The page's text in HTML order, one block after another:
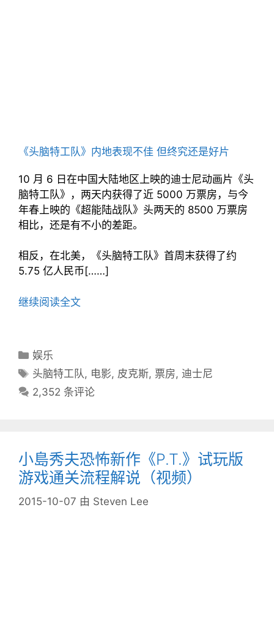
《头脑特工队》内地表现不佳 但终究还是好片
10 月 6 日在中国大陆地区上映的迪士尼动画片《头
脑特工队》，两天内获得了近 5000 万票房，与今
年春上映的《超能陆战队》头两天的 8500 万票房
相比，还是有不小的差距。
相反，在北美，《头脑特工队》首周末获得了约
5.75 亿人民币[……]
继续阅读全文
分
类
录
娱乐
标
签
头脑特工队, 电影, 皮克斯, 票房,迪士尼
2,352 条评论
小島秀夫恐怖新作《P.T.》试玩版
游戏通关流程解说（视频）
2015-10-07 由 Steven Lee